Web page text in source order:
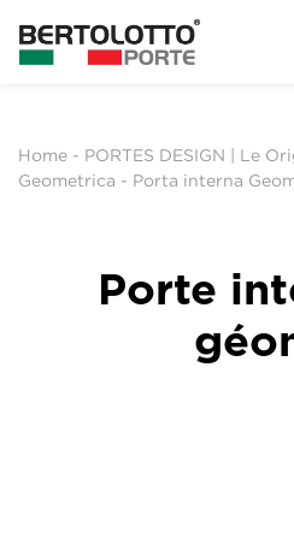
Home - PORTES DESIGN | Le
Geometrica - Porta interna
Porte